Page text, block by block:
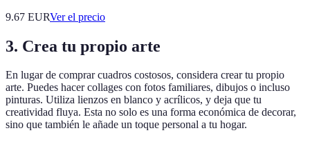
9.67 EURVer el precio
3. Crea tu propio arte
En lugar de comprar cuadros costosos, considera crear tu propio
arte. Puedes hacer collages con fotos familiares, dibujos o incluso
pinturas. Utiliza lienzos en blanco y acrílicos, y deja que tu
creatividad fluya. Esta no solo es una forma económica de decorar,
sino que también le añade un toque personal a tu hogar.